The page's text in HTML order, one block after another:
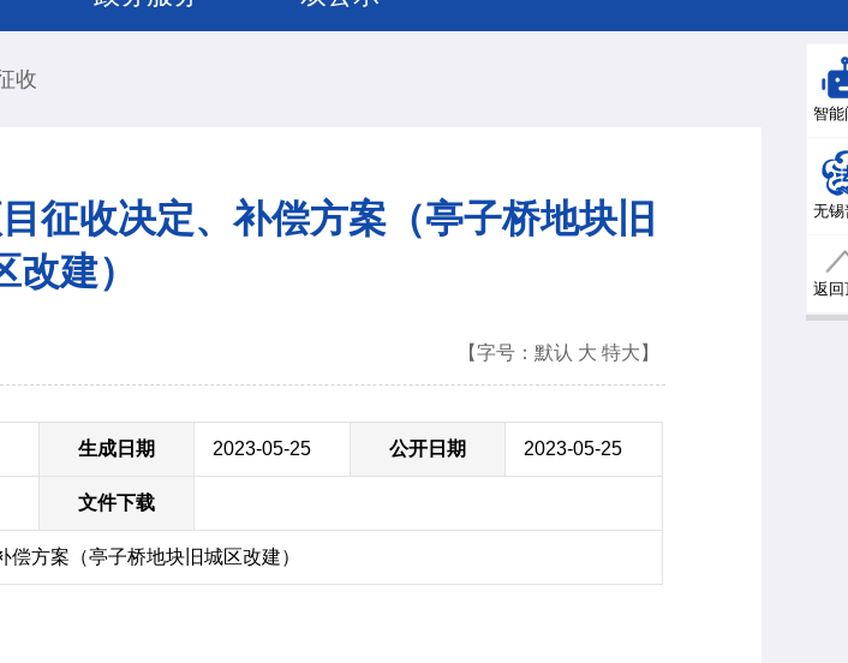
收
征收决定、补偿方案（亭子桥地块旧
改建）
【字号： 默认 大 特大 】
生成日期 2023-05-25 公开日期 2023-05-25
文件下载
方案（亭子桥地块旧城区改建）
智能
无锡
返回